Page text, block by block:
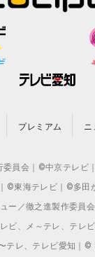
プレミアム ニ
員会｜©中京テレビ
©東海テレビ｜©多田
ー／徹之進製作委員
ビ、メ～テレ、テレ
テレ、テレビ愛知｜